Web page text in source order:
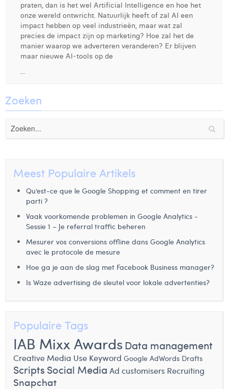
Dhan Claes
Diane Tremouroux
Edouard Polet
Elio Civalleri
Eliott Pousset
Janne Beke
Jonas Geiregat
Justine Cremer
Laura Rooseleer
Laura Verhelst
Lena Pignoloni
Linda Kraim
Lisa Protin
Lore Fierens
Lotte Vranckx
Digital Business Intern
praten, dan is het wel Artificial Intelligence en hoe het
onze wereld ontwricht. Natuurlijk heeft of zal AI een
impact hebben op veel industrieën, maar wat zal
precies de impact zijn op marketing? Hoe zal het de
manier waarop we adverteren veranderen? Er blijven
maar nieuwe AI-tools op de
...
Zoeken
Meest Populaire Artikels
Qu’est-ce que le Google Shopping et comment en tirer
parti ?
Vaak voorkomende problemen in Google Analytics -
Sessie 1 – Je referral traffic beheren
Mesurer vos conversions offline dans Google Analytics
avec le protocole de mesure
Hoe ga je aan de slag met Facebook Business manager?
Is Waze advertising de sleutel voor lokale advertenties?
Populaire Tags
IAB Mixx Awards Data management
Creative Media Use Keyword Google AdWords Drafts
Scripts Social Media Ad customisers Recruiting
Snapchat